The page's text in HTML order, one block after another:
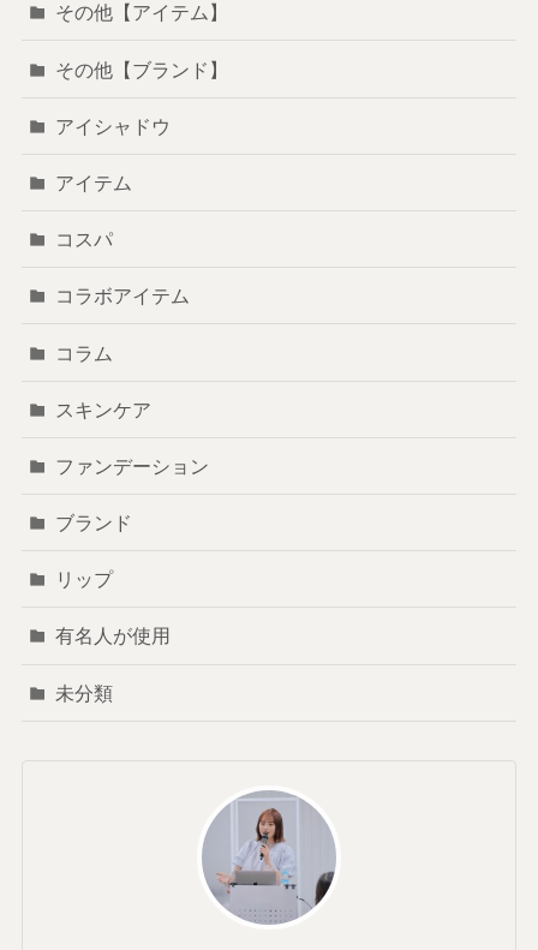
その他【アイテム】
その他【ブランド】
アイシャドウ
アイテム
コスパ
コラボアイテム
コラム
スキンケア
ファンデーション
ブランド
リップ
有名人が使用
未分類